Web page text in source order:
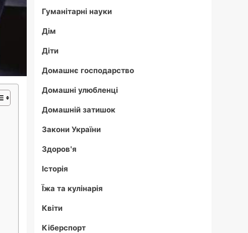
Гуманітарні науки
Дім
Діти
Домашнє господарство
Домашні улюбленці
Домашній затишок
Закони України
Здоров'я
Історія
Їжа та кулінарія
Квіти
Кіберспорт